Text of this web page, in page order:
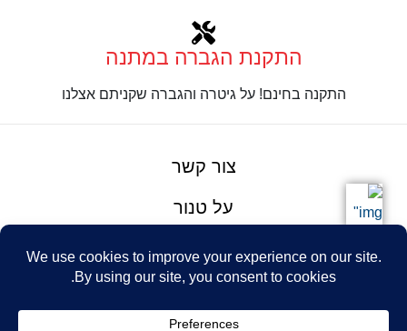
התקנת הגברה במתנה
התקנה בחינם! על גיטרה והגברה שקניתם אצלנו
צור קשר
על טנור
תנאים והגבלות
© Tenor Music
Ltd
Design: Eshel
Haim